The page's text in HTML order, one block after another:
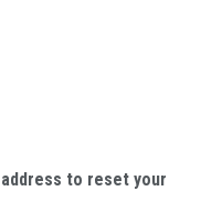
to reset your